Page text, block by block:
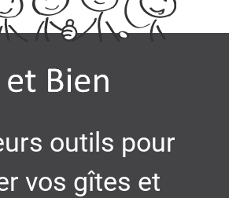
outils pour
vos gîtes et